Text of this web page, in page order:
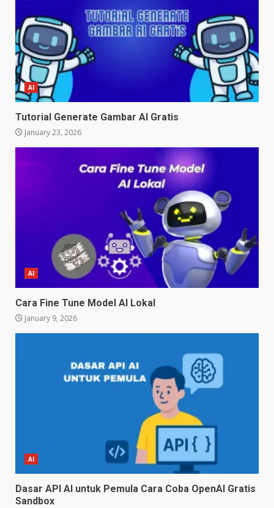
AI
Tutorial Generate Gambar AI Gratis
January 23, 2026
AI
Cara Fine Tune Model AI Lokal
January 9, 2026
AI
Dasar API AI untuk Pemula Cara Coba OpenAI Gratis
Sandbox